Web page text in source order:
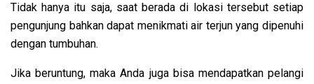
Tidak hanya itu saja, saat berada di lokasi tersebut setiap
pengunjung bahkan dapat menikmati air terjun yang dipenuhi
dengan tumbuhan.
Jika beruntung, maka Anda juga bisa mendapatkan pelangi